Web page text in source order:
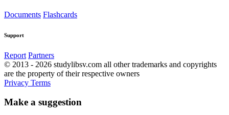
Documents Flashcards
Support
Report Partners
© 2013 - 2026 studylibsv.com all other trademarks and copyrights
are the property of their respective owners
Privacy Terms
Make a suggestion